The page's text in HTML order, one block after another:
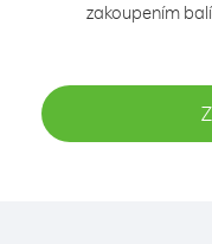
zakoupením